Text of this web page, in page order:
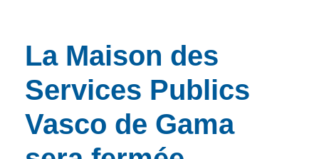
et d’animations
La Maison des
Services Publics
Vasco de Gama